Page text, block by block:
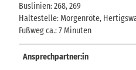
Buslinien: 268, 269
Haltestelle: Morgenröte,
Fußweg ca.: 7 Minuten
Ansprechpartner:in